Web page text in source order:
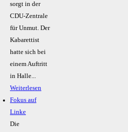
sorgt in der
CDU-Zentrale
für Unmut. Der
Kabarettist
hatte sich bei
einem Auftritt
in Halle...
Weiterlesen
Fokus auf
Linke
Die